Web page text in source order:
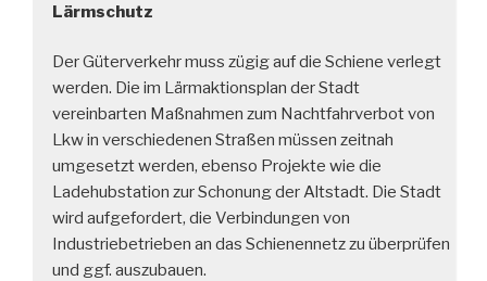
Lärmschutz
Der Güterverkehr muss zügig auf die Schiene verlegt
werden. Die im Lärmaktionsplan der Stadt
vereinbarten Maßnahmen zum Nachtfahrverbot von
Lkw in verschiedenen Straßen müssen zeitnah
umgesetzt werden, ebenso Projekte wie die
Ladehubstation zur Schonung der Altstadt. Die Stadt
wird aufgefordert, die Verbindungen von
Industriebetrieben an das Schienennetz zu überprüfen
und ggf. auszubauen.